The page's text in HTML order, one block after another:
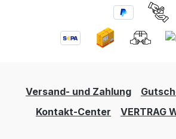
Versand- und Zahlung
Kontakt-Center
VERTRAG